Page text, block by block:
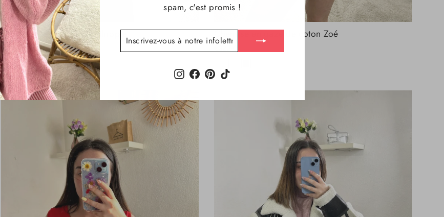
spam, c'est promis !
INSCRIVEZ-
VOUS
NOTRE
S'INSCRIRE
InstagramFacebook
Pinterest
Top argenté à bretelles Ethiopie
€24,90
Chemise en gaze de coton Zoé